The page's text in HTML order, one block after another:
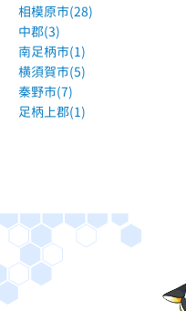
JR/小田急線 藤沢駅 徒歩2分
森塾湘南台校
小田急江ノ島線、相鉄いず
イン 湘南台駅 徒歩1分
城南コベッツ藤沢駅前教
JR東海道本線、小田急江
ハロー！パソコン教室
相模原市(28)
中郡(3)
南足柄市(1)
横須賀市(5)
秦野市(7)
足柄上郡(1)